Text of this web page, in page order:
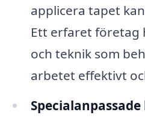
applicera tapet
Ett erfaret företag
och teknik som
arbetet effektivt